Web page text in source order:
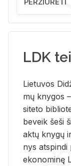
LDK
Lie­tu­vos
mų kny­gos
si­te­to
be­veik šeši
aktų kny­gų
nys at­spin­di
eko­no­mi­nę